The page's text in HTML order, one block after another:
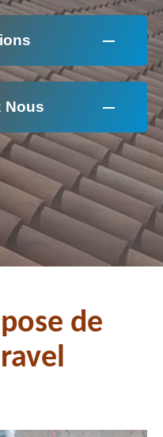
Nous
de